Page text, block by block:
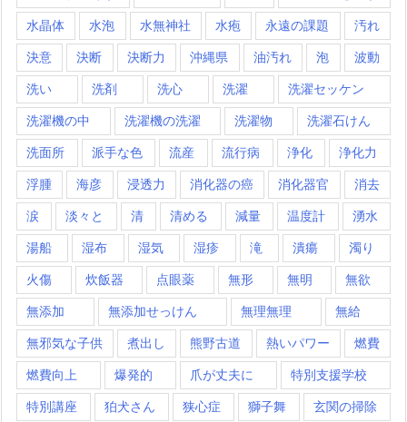
水晶体 水泡 水無神社 水疱 永遠の課題 汚れ
決意 決断 決断力 沖縄県 油汚れ 泡 波動
洗い 洗剤 洗心 洗濯 洗濯セッケン
洗濯機の中 洗濯機の洗濯 洗濯物 洗濯石けん
洗面所 派手な色 流産 流行病 浄化 浄化力
浮腫 海彦 浸透力 消化器の癌 消化器官 消去
涙 淡々と 清 清める 減量 温度計 湧水
湯船 湿布 湿気 湿疹 滝 潰瘍 濁り
火傷 炊飯器 点眼薬 無形 無明 無欲
無添加 無添加せっけん 無理無理 無給
無邪気な子供 煮出し 熊野古道 熱いパワー 燃費
燃費向上 爆発的 爪が丈夫に 特別支援学校
特別講座 狛犬さん 狭心症 獅子舞 玄関の掃除